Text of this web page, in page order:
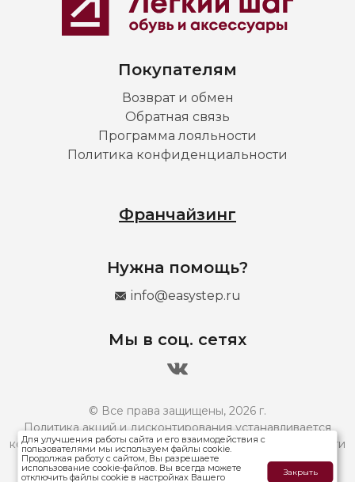
Покупателям
Возврат и обмен
Обратная связь
Программа лояльности
Политика конфиденциальности
Франчайзинг
Нужна помощь?
info@easystep.ru
Мы в соц. сетях
© Все права защищены, 2026 г.
Политика акций и дисконтирования устанавливается
конкретным франчайзи и может отличаться. Подробности
уточняйте в магазинах вашего города.
Для улучшения работы сайта и его взаимодействия с
пользователями мы используем файлы cookie.
Продолжая работу с сайтом, Вы разрешаете
использование cookie-файлов. Вы всегда можете
отключить файлы cookie в настройках Вашего
Закрыть